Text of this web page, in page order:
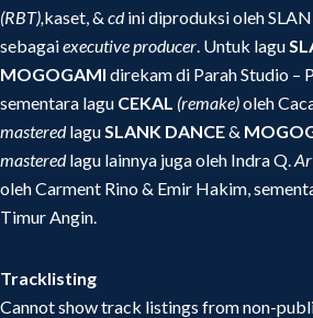
(RBT),kaset, & cdini diproduksi oleh
sebagaiexecutive producer. Untuk lagu
MOGOGAMI direkam di Parah Studio –
sementara lagu CEKAL (remake)oleh
masteredlaguSLANK DANCE&
masteredlagu lainnya juga oleh Indra Q.
oleh Carment Rino & Emir Hakim,
Timur Angin.
Tracklisting
Cannot show track listings from non-